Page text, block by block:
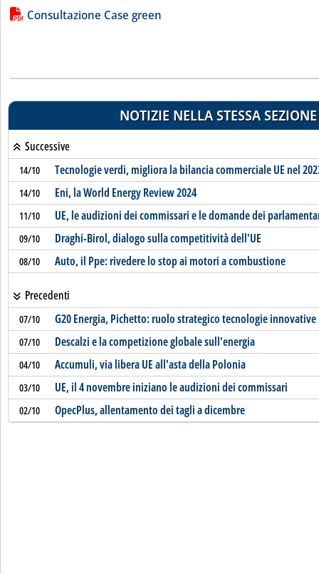
Lista allegati PDF alla notizia
Consultazione Case green
NOTIZIE NELLA STESSA SEZIONE
Successive
14/10 Tecnologie verdi, migliora la bilancia commerciale UE nel
14/10 Eni, la World Energy Review 2024
11/10 UE, le audizioni dei commissari e le domande dei
09/10 Draghi-Birol, dialogo sulla competitività dell'UE
08/10 Auto, il Ppe: rivedere lo stop ai motori a combustione
Precedenti
07/10 G20 Energia, Pichetto: ruolo strategico tecnologie innovative
07/10 Descalzi e la competizione globale sull'energia
04/10 Accumuli, via libera UE all'asta della Polonia
03/10 UE, il 4 novembre iniziano le audizioni dei commissari
02/10 OpecPlus, allentamento dei tagli a dicembre